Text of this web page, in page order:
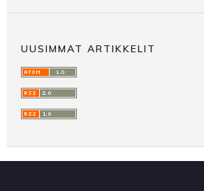
UUSIMMAT ARTIKKELIT